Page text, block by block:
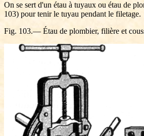
On se sert d'un étau à tuyaux ou étau de
103) pour tenir le tuyau pendant le filetage.
Fig. 103.— Étau de plombier, filière et